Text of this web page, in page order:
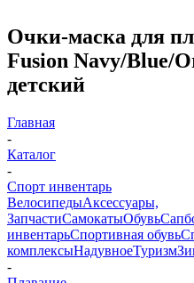
Очки-маска для
Fusion Navy/Blue/
детский
Главная
-
Каталог
-
Спорт инвентарь
ВелосипедыАксессуары,
ЗапчастиСамокатыОбувь
инвентарьСпортивная обувь
комплексыНадувноеТуризм
-